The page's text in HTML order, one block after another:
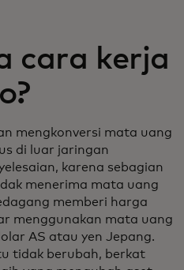
cara kerja
mengkonversi mata uang
di luar jaringan
karena sebagian
menerima mata uang
memberi harga
menggunakan mata uang
AS atau yen Jepang.
tidak berubah, berkat